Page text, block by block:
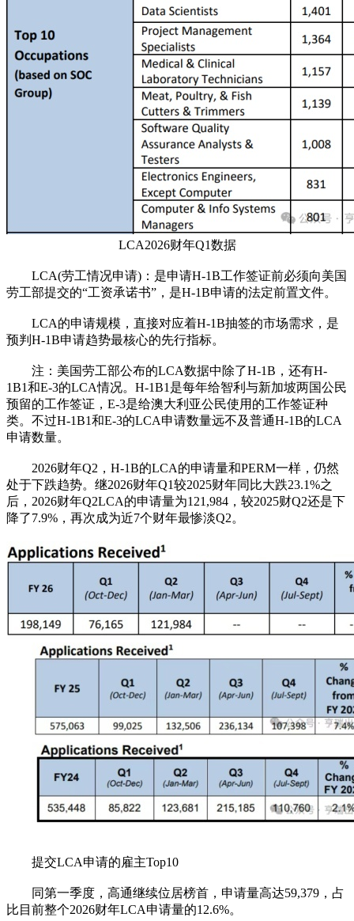
LCA2026财年Q1数据
LCA(劳工情况申请)：是申请H-1B工作签证前必须向美国
劳工部提交的“工资承诺书”，是H-1B申请的法定前置文件。
LCA的申请规模，直接对应着H-1B抽签的市场需求，是
预判H-1B申请趋势最核心的先行指标。
注：美国劳工部公布的LCA数据中除了H-1B，还有H-
1B1和E-3的LCA情况。H-1B1是每年给智利与新加坡两国公民
预留的工作签证，E-3是给澳大利亚公民使用的工作签证种
类。不过H-1B1和E-3的LCA申请数量远不及普通H-1B的LCA
申请数量。
2026财年Q2，H-1B的LCA的申请量和PERM一样，仍然
处于下跌趋势。继2026财年Q1较2025财年同比大跌23.1%之
后，2026财年Q2LCA的申请量为121,984，较2025财Q2还是下
降了7.9%，再次成为近7个财年最惨淡Q2。
提交LCA申请的雇主Top10
同第一季度，高通继续位居榜首，申请量高达59,379，占
比目前整个2026财年LCA申请量的12.6%。